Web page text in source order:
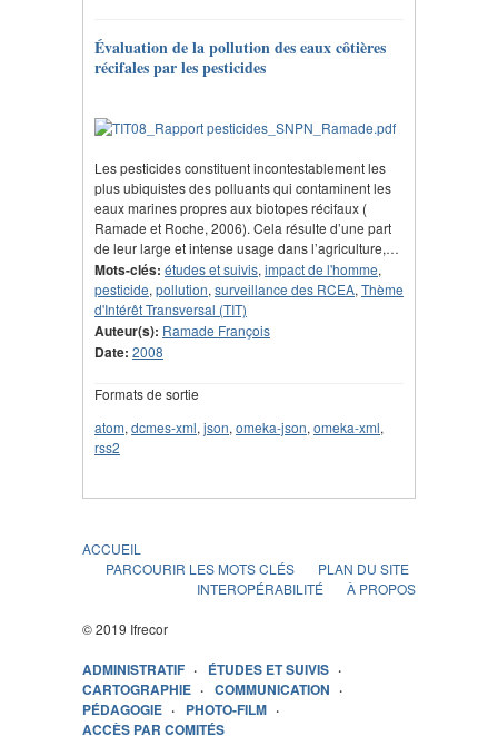
Évaluation de la pollution des eaux côtières
récifales par les pesticides
Les pesticides constituent incontestablement les
plus ubiquistes des polluants qui contaminent les
eaux marines propres aux biotopes récifaux (
Ramade et Roche, 2006). Cela résulte d’une part
de leur large et intense usage dans l’agriculture,…
Mots-clés: études et suivis, impact de l'homme,
pesticide, pollution, surveillance des RCEA, Thème
d'Intérêt Transversal (TIT)
Auteur(s): Ramade François
Date: 2008
Formats de sortie
atom, dcmes-xml, json, omeka-json, omeka-xml,
rss2
ACCUEIL
PARCOURIR LES MOTS CLÉS
PLAN DU SITE
INTEROPÉRABILITÉ
À PROPOS
© 2019 Ifrecor
ADMINISTRATIF
ÉTUDES ET SUIVIS
CARTOGRAPHIE
COMMUNICATION
PÉDAGOGIE
PHOTO-FILM
ACCÈS PAR COMITÉS